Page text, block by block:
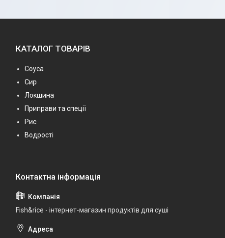
КАТАЛОГ ТОВАРІВ
Соуса
Сир
Локшина
Приправи та спеції
Рис
Водрості
Fish&rice - інтернет-магазин продуктів для суші